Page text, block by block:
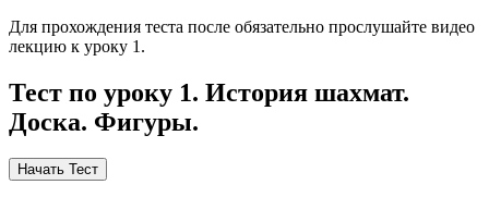
Для прохождения теста после обязательно прослушайте видео
лекцию к уроку 1.
Тест по уроку 1. История шахмат.
Доска. Фигуры.